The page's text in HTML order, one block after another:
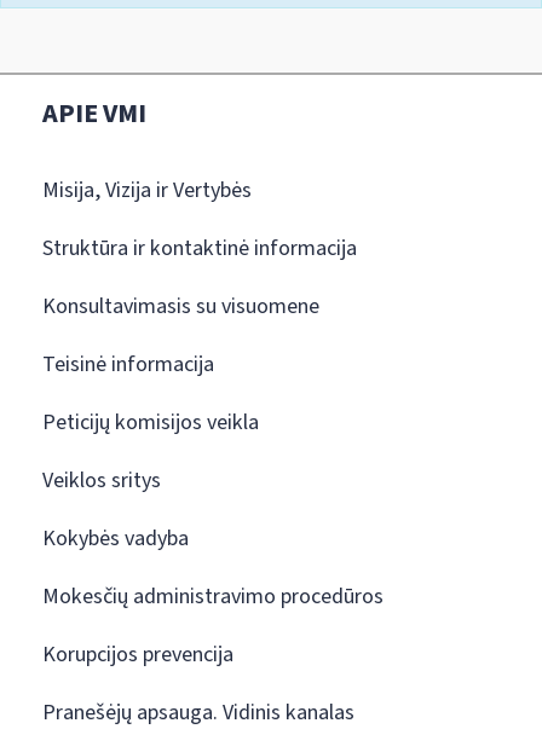
APIE VMI
Misija, Vizija ir Vertybės
Struktūra ir kontaktinė informacija
Konsultavimasis su visuomene
Teisinė informacija
Peticijų komisijos veikla
Veiklos sritys
Kokybės vadyba
Mokesčių administravimo procedūros
Korupcijos prevencija
Pranešėjų apsauga. Vidinis kanalas